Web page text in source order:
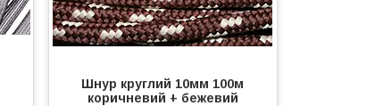
Шнур круглий 10мм 100м
коричневий + бежевий